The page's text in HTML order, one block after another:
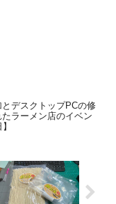
とデスクトップPCの修
ラーメン店のイベン